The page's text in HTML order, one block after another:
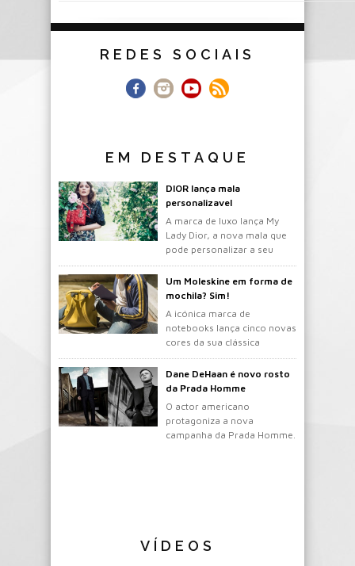
REDES SOCIAIS
EM DESTAQUE
DIOR lança mala
personalizavel
A marca de luxo lança My
Lady Dior, a nova mala que
pode personalizar a seu
gosto.
Um Moleskine em forma de
mochila? Sim!
A icónica marca de
notebooks lança cinco novas
cores da sua clássica
mochila.
Dane DeHaan é novo rosto
da Prada Homme
O actor americano
protagoniza a nova
campanha da Prada Homme.
VÍDEOS